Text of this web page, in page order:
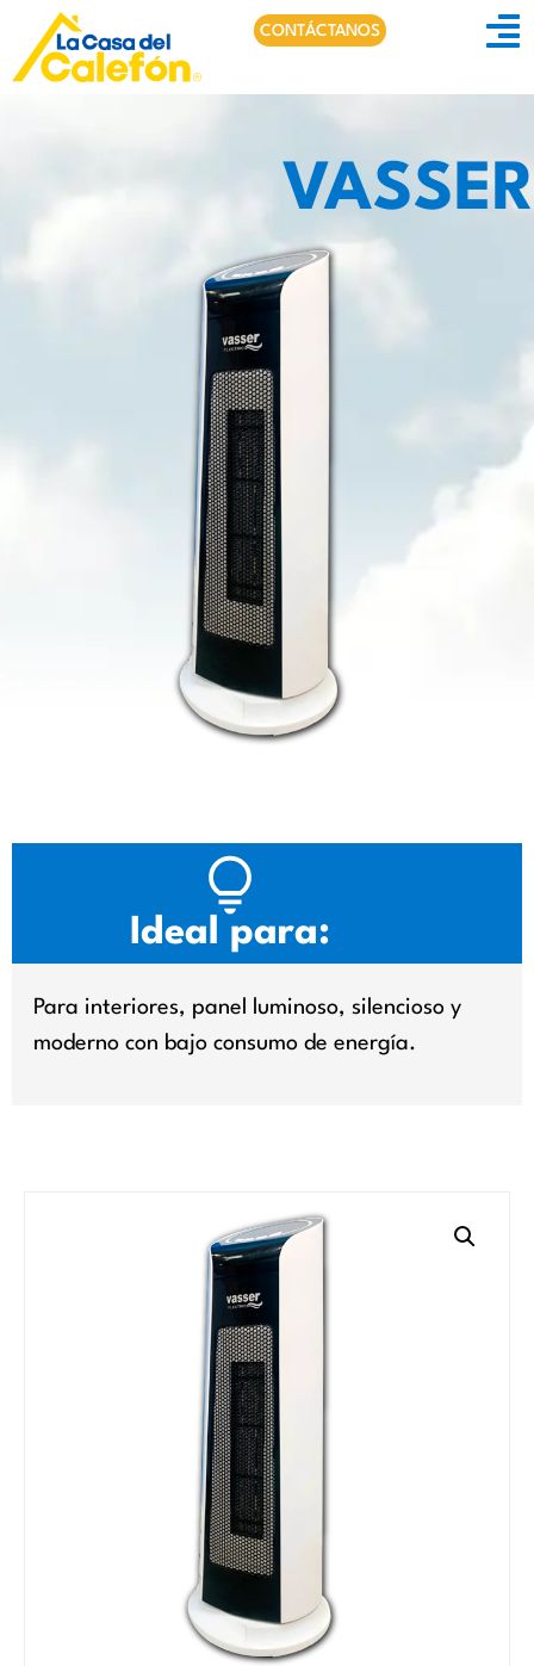
CONTÁCTANOS
VASSER
Ideal para:
Para interiores, panel luminoso, silencioso y
moderno con bajo consumo de energía.